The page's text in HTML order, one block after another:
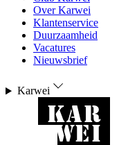
Over Karwei
Klantenservice
Duurzaamheid
Vacatures
Nieuwsbrief
Karwei